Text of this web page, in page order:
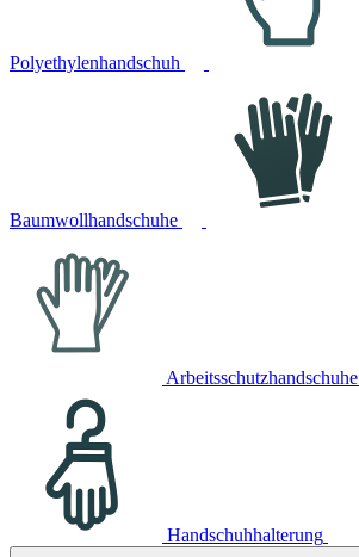
Polyethylenhandschuh
Baumwollhandschuhe
Arbeitsschutzhandschuhe
Handschuhhalterung